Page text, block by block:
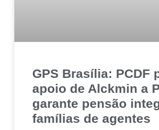
GPS Brasília: PCDF
apoio de Alckmin a
garante pensão
famílias de agentes